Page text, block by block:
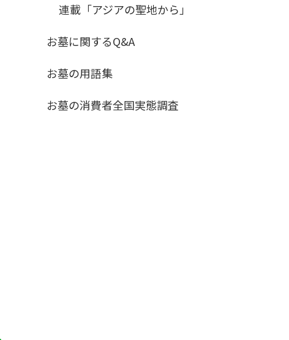
連載「アジアの聖地から」
お墓に関するQ&A
お墓の用語集
お墓の消費者全国実態調査